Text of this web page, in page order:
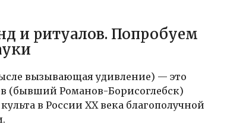
и ритуалов. Попробуем
вызывающая удивление) — это
(бывший Романов-Борисоглебск)
в России ХХ века благополучной